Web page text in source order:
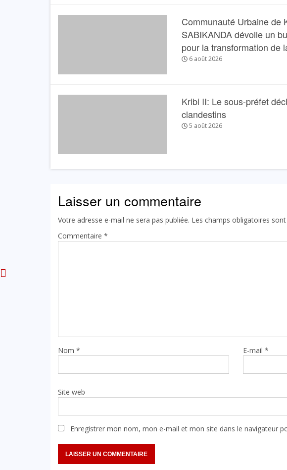
Communauté Urbaine de
SABIKANDA dévoile un
pour la transformation de
6 août 2026
Kribi II: Le sous-préfet
clandestins
5 août 2026
Laisser un commentaire
Votre adresse e-mail ne sera pas publiée. Les champs obligatoires
Commentaire *
Nom * E-mail*
Site web
Enregistrer mon nom, mon e-mail et mon site dans le navigateur